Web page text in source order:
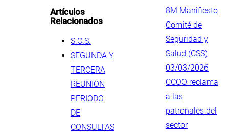
Artículos
Relacionados
S.O.S.
SEGUNDA Y
TERCERA
REUNION
PERIODO
DE
CONSULTAS
8M Manifiesto
Comité de
Seguridad y
Salud (CSS)
03/03/2026
CCOO reclama
a las
patronales del
sector